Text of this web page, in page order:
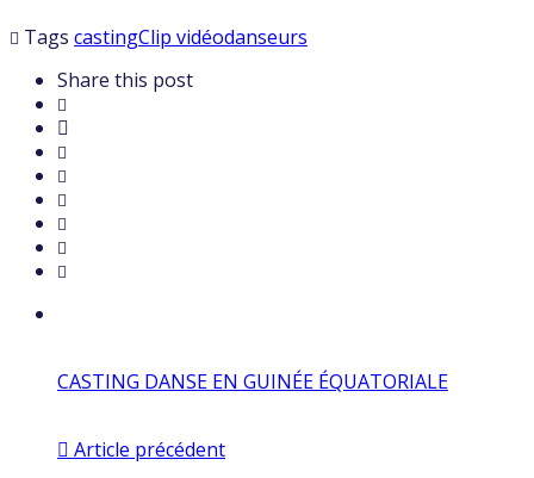
Tags castingClip vidéodanseurs
Share this post
CASTING DANSE EN GUINÉE ÉQUATORIALE
Article précédent